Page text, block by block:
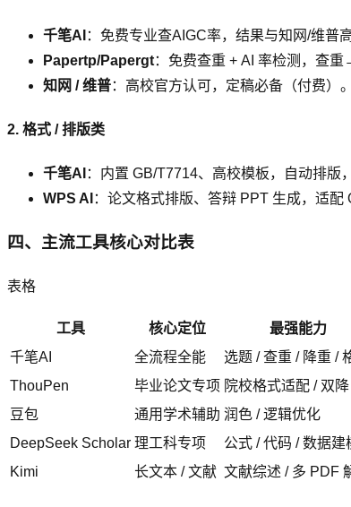
千笔AI ：免费专业查AIGC率，结果与知网/维普
Papertp/Papergt：免费查重 + AI 率检测，查
知网 / 维普：高校官方认可，定稿必备（付费）。
2. 格式 / 排版类
千笔AI ：内置 GB/T7714、高校模板，自动排版
WPS AI ：论文格式排版、答辩 PPT 生成，适配
四、主流工具核心对比表
表格
工具 核心定位 最强能力
千笔AI
全流程全能 选题 / 查重 / 降重 /
ThouPen
毕业论文专项 院校格式适配 / 双降
豆包
通用学术辅助 润色 / 逻辑优化
DeepSeek Scholar 理工科专项 公式 / 代码 / 数据建
Kimi
长文本 / 文献 文献综述 / 多 PDF